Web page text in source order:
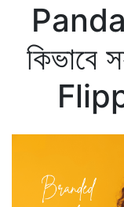
কিভাবে